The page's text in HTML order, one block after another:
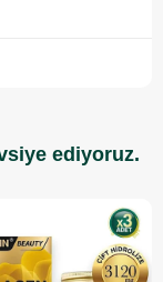
ediyoruz.